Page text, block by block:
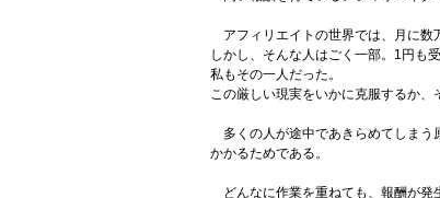
アフィリエイトの世界では、月に数
しかし、そんな人はごく一部。1円も
私もその一人だった。
この厳しい現実をいかに克服するか、
多くの人が途中であきらめてしまう
かかるためである。
どんなに作業を重ねても、報酬が発